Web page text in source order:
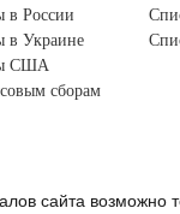
в России
в Украине
США
сборам
сайта возможно